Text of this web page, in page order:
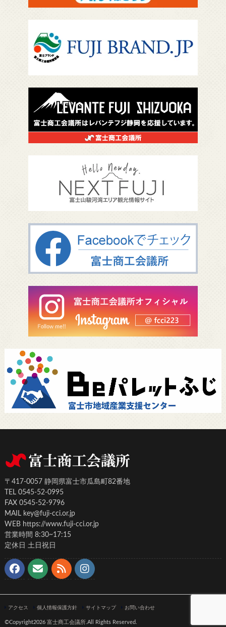
〒417-0057 静岡県富士市瓜島町82番地
TEL 0545-52-0995
FAX 0545-52-9796
MAIL key@fuji-cci.or.jp
WEB https://www.fuji-cci.or.jp
営業時間 8:30~17:15
定休日 土日祝日
アクセス 個人情報保護方針 サイトマップ お問い合わせ
©Copyright2026 富士商工会議所.All Rights Reserved.